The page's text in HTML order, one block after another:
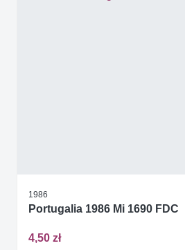
1986
Portugalia 1986 Mi 1690 FDC
4,50 zł